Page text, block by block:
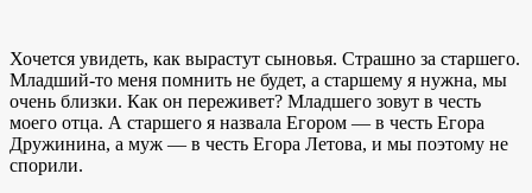
Хочется увидеть, как вырастут сыновья. Страшно за старшего.
Младший-то меня помнить не будет, а старшему я нужна, мы
очень близки. Как он переживет? Младшего зовут в честь
моего отца. А старшего я назвала Егором — в честь Егора
Дружинина, а муж — в честь Егора Летова, и мы поэтому не
спорили.